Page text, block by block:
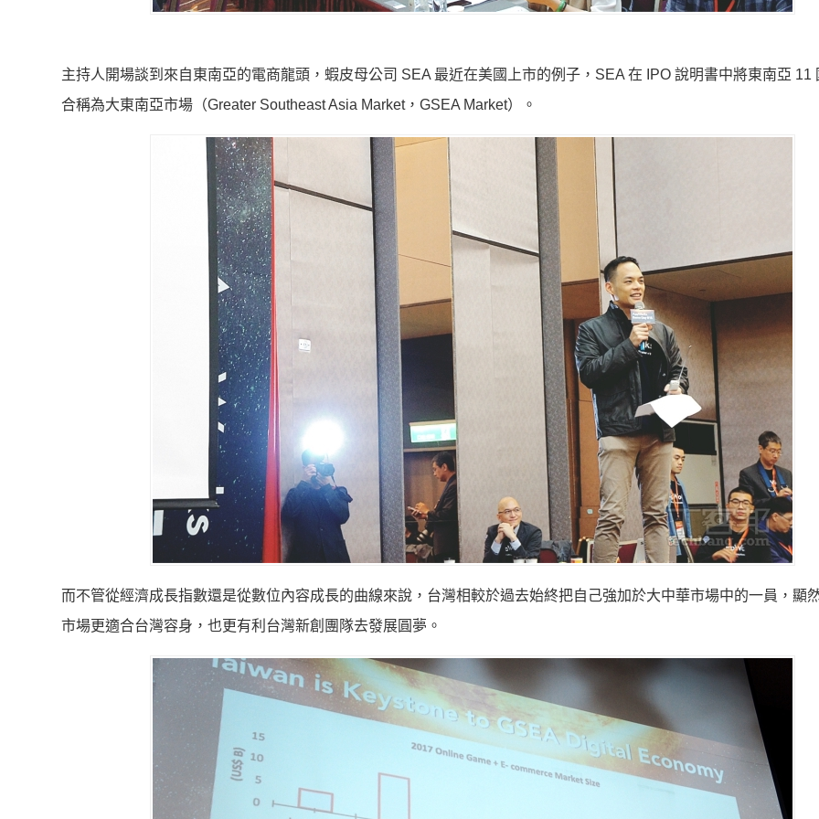
主持人開場談到來自東南亞的電商龍頭，蝦皮母公司 SEA 最近在美國上市的例子，SEA 在 IPO 說明書中將東南亞 11
合稱為大東南亞市場（Greater Southeast Asia Market，GSEA Market）。
而不管從經濟成長指數還是從數位內容成長的曲線來說，台灣相較於過去始終把自己強加於大中華市場中的一員，顯
市場更適合台灣容身，也更有利台灣新創團隊去發展圓夢。